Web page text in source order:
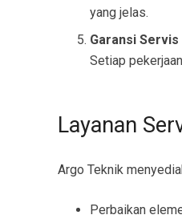
yang jelas.
Garansi Servis
Setiap
Layanan
Argo Teknik
Perbaikan